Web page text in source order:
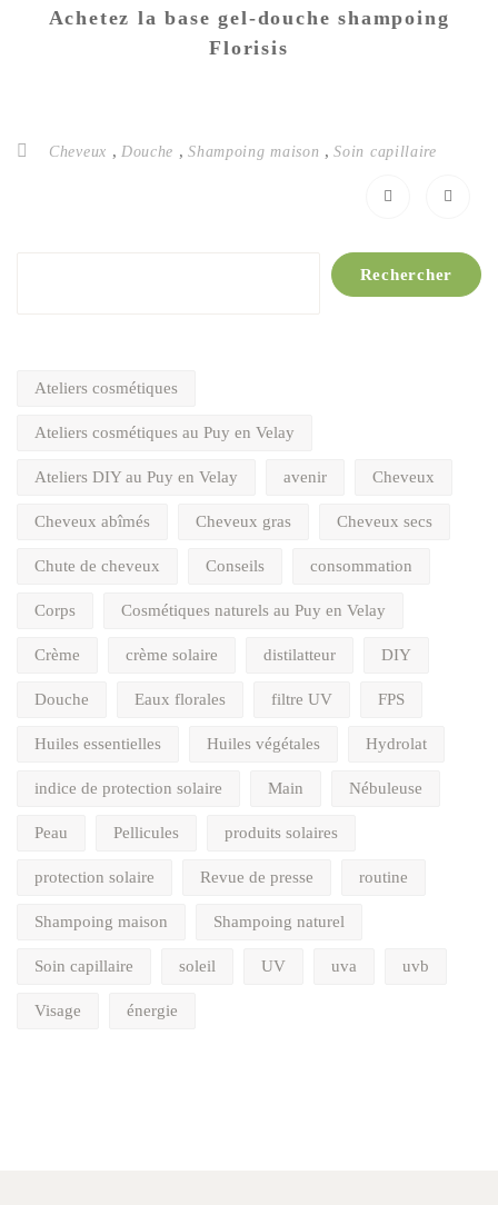
Achetez la base gel-douche shampoing
Florisis
Cheveux , Douche ,Shampoing maison ,Soin capillaire
Rechercher
Ateliers cosmétiques
Ateliers cosmétiques au Puy en Velay
Ateliers DIY au Puy en Velay avenir Cheveux
Cheveux abîmés Cheveux gras Cheveux secs
Chute de cheveux Conseils consommation
Corps Cosmétiques naturels au Puy en Velay
Crème crème solaire distilatteur DIY
Douche Eaux florales filtre UV FPS
Huiles essentielles Huiles végétales Hydrolat
indice de protection solaire Main Nébuleuse
Peau Pellicules produits solaires
protection solaire Revue de presse routine
Shampoing maison Shampoing naturel
Soin capillaire soleil UV uva uvb
Visage énergie